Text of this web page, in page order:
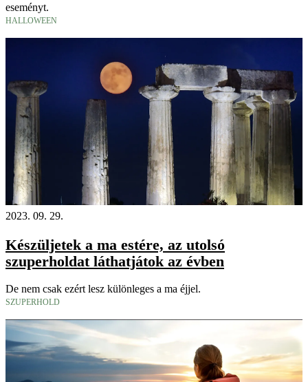
eseményt.
HALLOWEEN
2023. 09. 29.
Készüljetek a ma estére, az utolsó
szuperholdat láthatjátok az évben
De nem csak ezért lesz különleges a ma éjjel.
SZUPERHOLD